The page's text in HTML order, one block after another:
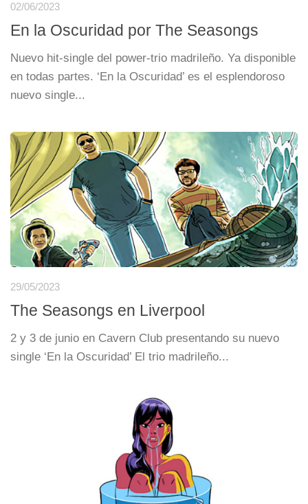
02/06/2023
En la Oscuridad por The Seasongs
Nuevo hit-single del power-trio madrileño. Ya disponible
en todas partes. ‘En la Oscuridad’ es el esplendoroso
nuevo single...
29/05/2023
The Seasongs en Liverpool
2 y 3 de junio en Cavern Club presentando su nuevo
single ‘En la Oscuridad’ El trio madrileño...